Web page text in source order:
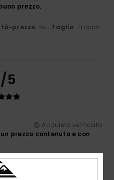
prezzo.
prezzo: 5/5 Taglia: Troppo
/5
Acquisto verificato
prezzo contenuto e con
prezzo
: 5/5